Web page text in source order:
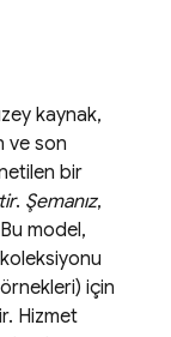
kaynak,
ve son
bir
. Şemanız,
model,
örnekleri) için
Hizmet